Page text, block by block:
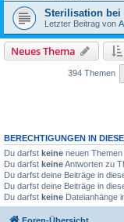
Sterilisation bei
Letzter Beitrag von
Neues Thema
394 Themen
BERECHTIGUNGEN IN
Du darfst keine neuen
Du darfst keineAntworten zu
Du darfst deine Beiträge in
Du darfst deine Beiträge in
Du darfst keine Dateianhänge